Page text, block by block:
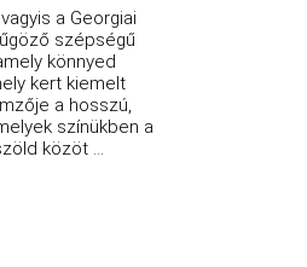
a Georgiai
szépségű
könnyed
kert kiemelt
a hosszú,
színükben a
közöt ...